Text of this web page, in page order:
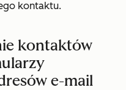
kontaktu.
kontaktów
e-mail